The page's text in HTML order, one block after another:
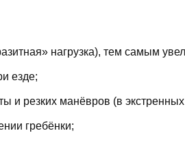
нагрузка), тем самым
езде;
и резких манёвров (в
гребёнки;